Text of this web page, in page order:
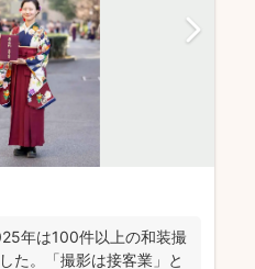
年は100件以上の和装撮
た。「撮影は接客業」と